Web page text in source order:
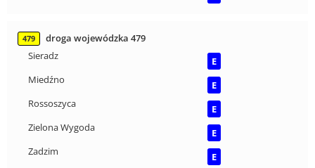
479
droga wojewódzka 479
Sieradz
E
Miedźno
E
Rossoszyca
E
Zielona Wygoda
E
Zadzim
E